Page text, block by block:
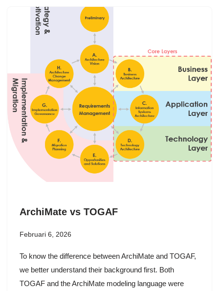
ArchiMate vs TOGAF
Februari 6, 2026
To know the difference between ArchiMate and TOGAF,
we better understand their background first. Both
TOGAF and the ArchiMate modeling language were